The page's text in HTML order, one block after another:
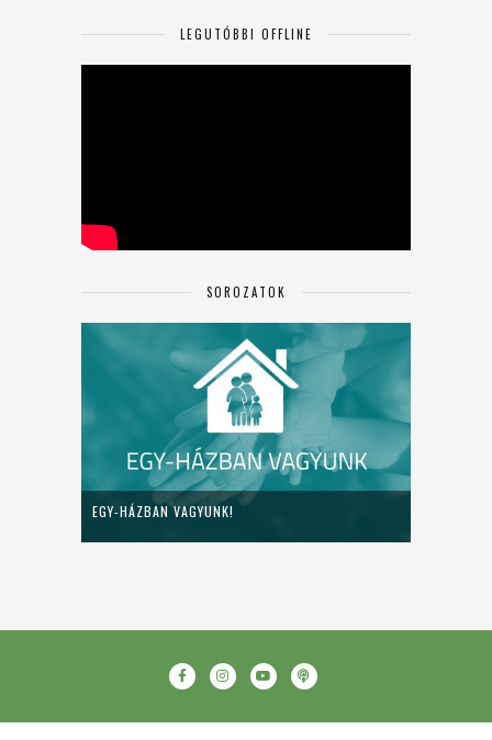
LEGUTÓBBI OFFLINE
SOROZATOK
EGY-HÁZBAN VAGYUNK!